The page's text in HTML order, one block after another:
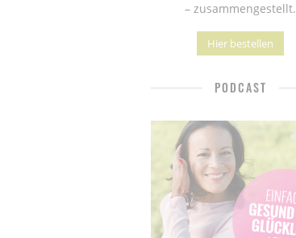
– zusammengestellt.
Hier bestellen
PODCAST